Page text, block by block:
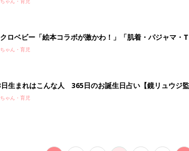
ロベビー「絵本コラボが激かわ！」「肌着・パジャマ・
ゃん・育児
生まれはこんな人 365日のお誕生日占い【鏡リュウジ監
ゃん・育児